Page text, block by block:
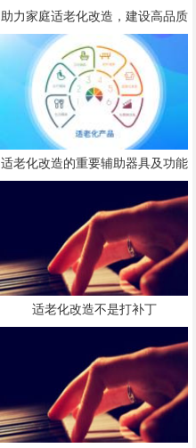
助力家庭适老化改造，建设高品质
养老社区，强化保险托底功能 养
老变“享老”，多重保障守护“银发
一族”
适老化改造的重要辅助器具及功能
介绍
适老化改造不是打补丁